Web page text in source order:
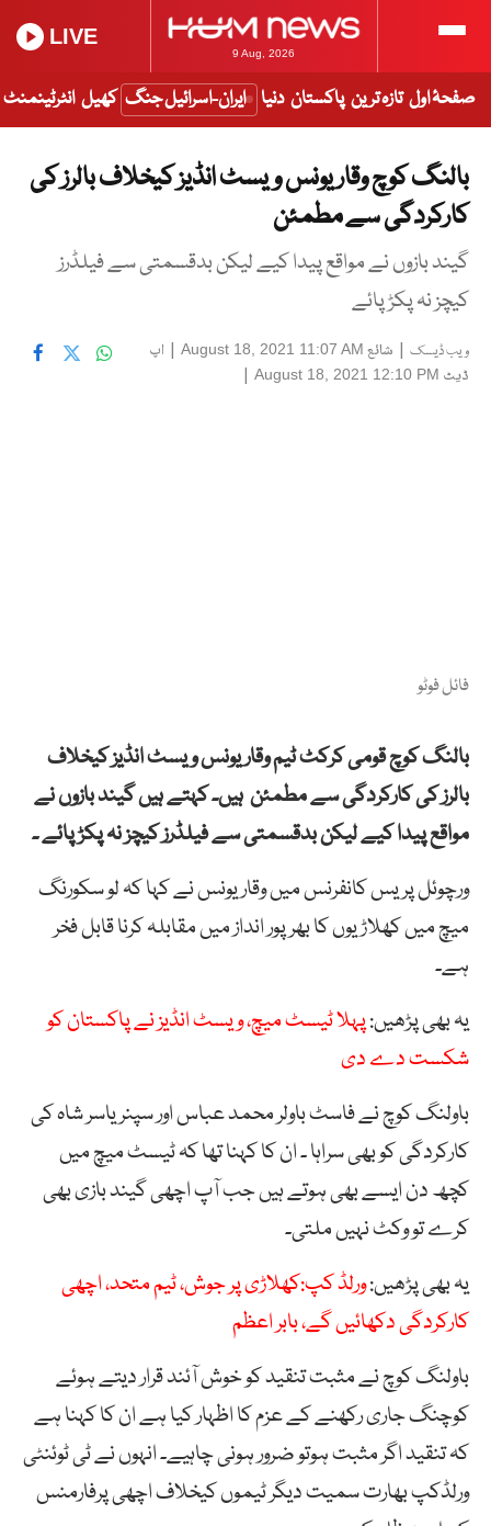
9 Aug, 2026
LIVE
صفحۂ اول تازہ ترین پاکستان دنیا ایران-اسرائیل جنگ کھیل انٹرٹینمنٹ
بالنگ کوچ وقار یونس ویسٹ انڈیز کیخلاف بالرز کی
کارکردگی سے مطمئن
گیند بازوں نے مواقع پیدا کیے لیکن بدقسمتی سے فیلڈرز
کیچز نہ پکڑ پائے
ویب ڈیسک | شائع August 18, 2021 11:07 AM
| اپ
ڈیٹ August 18, 2021 12:10 PM
|
فائل فوٹو
بالنگ کوچ قومی کرکٹ ٹیم وقار یونس ویسٹ انڈیز کیخلاف
بالرز کی کارکردگی سے مطمئن ہیں۔ کہتے ہیں گیند بازوں نے
مواقع پیدا کیے لیکن بدقسمتی سے فیلڈرز کیچز نہ پکڑ پائے ۔
ورچوئل پریس کانفرنس میں وقار یونس نے کہا کہ لو سکورنگ
میچ میں کھلاڑیوں کا بھرپور انداز میں مقابلہ کرنا قابل فخر
ہے۔
یہ بھی پڑھیں:پہلا ٹیسٹ میچ، ویسٹ انڈیز نے پاکستان کو
شکست دے دی
باولنگ کوچ نے فاسٹ باولر محمد عباس اور سپنر یاسر شاہ کی
کارکردگی کو بھی سراہا ۔ ان کا کہنا تھا کہ ٹیسٹ میچ میں
کچھ دن ایسے بھی ہوتے ہیں جب آپ اچھی گیند بازی بھی
کرے تو وکٹ نہیں ملتی۔
یہ بھی پڑھیں:ورلڈ کپ:کھلاڑی پر جوش، ٹیم متحد، اچھی
کارکردگی دکھائیں گے، بابر اعظم
باولنگ کوچ نے مثبت تنقید کو خوش آئند قرار دیتے ہوئے
کوچنگ جاری رکھنے کے عزم کا اظہار کیا ہے ان کا کہنا ہے
کہ تنقید اگر مثبت ہوتو ضرور ہونی چاہیے۔ انہوں نے ٹی ٹوئنٹی
ورلڈکپ بھارت سمیت دیگر ٹیموں کیخلاف اچھی پرفارمنس